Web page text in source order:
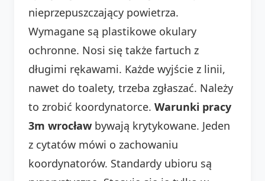
nieprzepuszczający powietrza.
Wymagane są plastikowe okulary
ochronne. Nosi się także fartuch z
długimi rękawami. Każde wyjście z linii,
nawet do toalety, trzeba zgłaszać. Należy
to zrobić koordynatorce. Warunki pracy
3m wrocław bywają krytykowane. Jeden
z cytatów mówi o zachowaniu
koordynatorów. Standardy ubioru są